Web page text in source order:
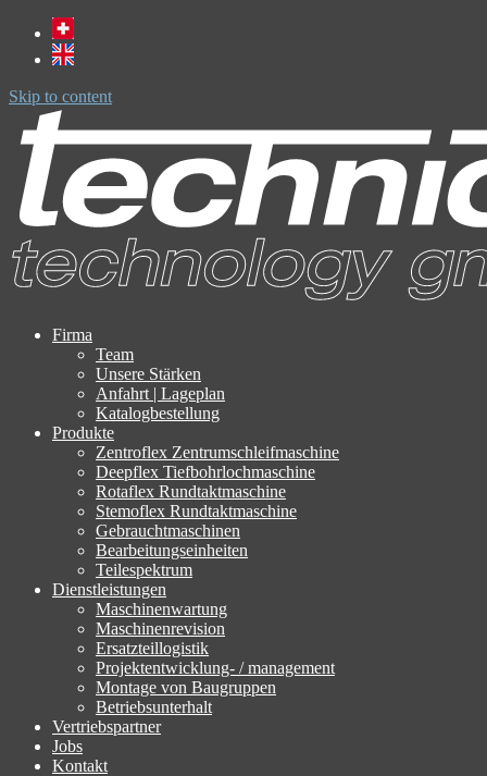
Skip to content
Firma
Team
Unsere Stärken
Anfahrt | Lageplan
Katalogbestellung
Produkte
Zentroflex Zentrumschleifmaschine
Deepflex Tiefbohrlochmaschine
Rotaflex Rundtaktmaschine
Stemoflex Rundtaktmaschine
Gebrauchtmaschinen
Bearbeitungseinheiten
Teilespektrum
Dienstleistungen
Maschinenwartung
Maschinenrevision
Ersatzteillogistik
Projektentwicklung- / management
Montage von Baugruppen
Betriebsunterhalt
Vertriebspartner
Jobs
Kontakt